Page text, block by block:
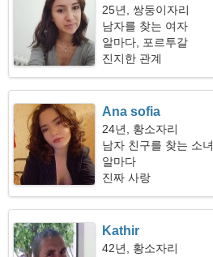
25년, 쌍둥이자리
남자를 찾는 여자
알마다, 포르투갈
진지한 관계
Ana sofia
24년, 황소자리
남자 친구를 찾는 소녀
알마다
진짜 사랑
Kathir
42년, 황소자리